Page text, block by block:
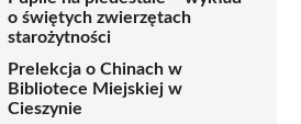
o świętych zwierzętach
starożytności
Prelekcja o Chinach w
Bibliotece Miejskiej w
Cieszynie